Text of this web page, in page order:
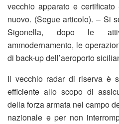
vecchio apparato e
nuovo. (Segue articolo). – Si
Sigonella, dopo le
ammodernamento, le
di back-up dell’aeroporto
Il vecchio radar di riserva è
efficiente allo scopo di
della forza armata nel campo
nazionale e per non